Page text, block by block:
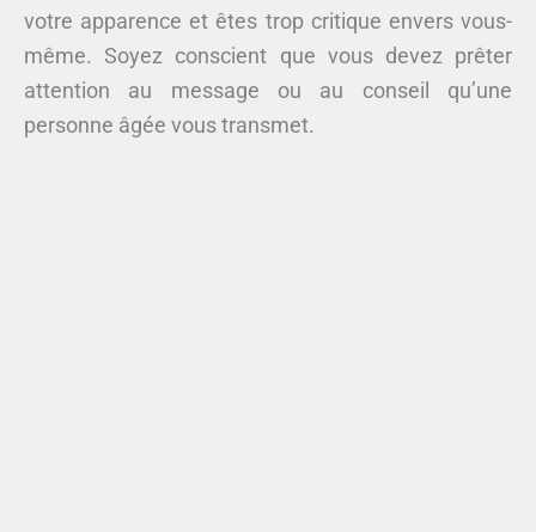
votre apparence et êtes trop critique envers vous-
même. Soyez conscient que vous devez prêter
attention au message ou au conseil qu’une
personne âgée vous transmet.